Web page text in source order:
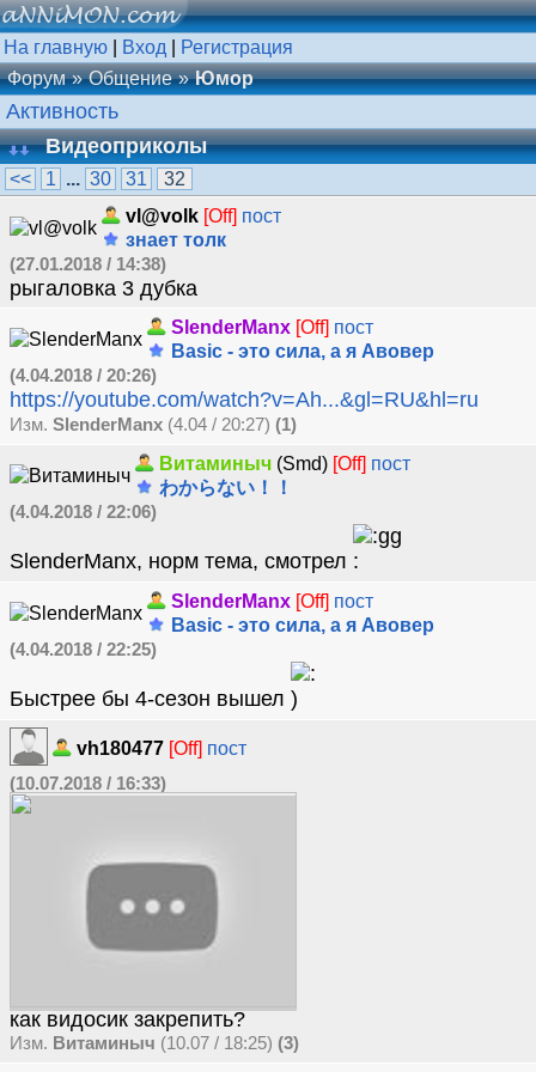
На главную Вход
Регистрация
Форум
Общение Юмор
Активность
Видеоприколы
<< 1 ... 30 31
32
vl@volk [Off] пост
знает толк
(27.01.2018 / 14:38)
рыгаловка 3 дубка
SlenderManx [Off] пост
Basic - это сила, а я Авовер
(4.04.2018 / 20:26)
https://youtube.com/watch?v=Ah...&gl=RU&hl=ru
Изм. SlenderManx (4.04 / 20:27) (1)
Витаминыч (Smd) [Off] пост
わからない！！
(4.04.2018 / 22:06)
SlenderManx, норм тема, смотрел
SlenderManx [Off] пост
Basic - это сила, а я Авовер
(4.04.2018 / 22:25)
Быстрее бы 4-сезон вышел
vh180477 [Off] пост
(10.07.2018 / 16:33)
как видосик закрепить?
Изм. Витаминыч (10.07 / 18:25) (3)